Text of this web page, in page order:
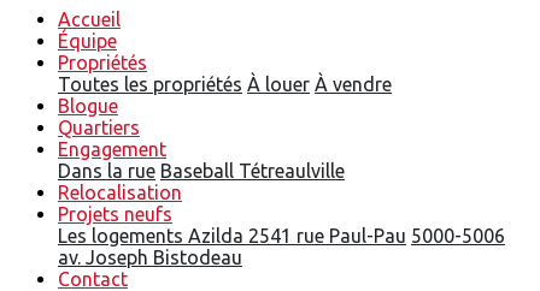
Accueil
Équipe
Propriétés
Toutes les propriétés À louer À vendre
Blogue
Quartiers
Engagement
Dans la rue Baseball Tétreaulville
Relocalisation
Projets neufs
Les logements Azilda 2541 rue Paul-Pau 5000-5006
av. Joseph Bistodeau
Contact